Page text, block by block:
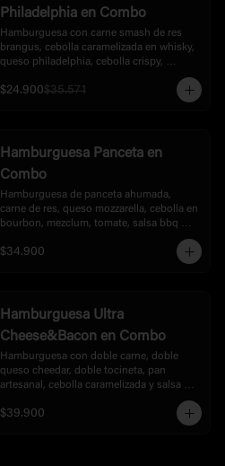
Philadelphia en Combo
Hamburguesa con carne smash de res
brangus, cebolla caramelizada en whisky,
queso philadelphia, cebolla crispy,
mayonesa de ajo y bbq dulce de la casa,
acompañada con  papas
$24.900$35.571
Hamburguesa Panceta en
Combo
Hamburguesa de panceta ahumada,
carne de res, queso mozzarella, cebolla en
bourbon, mezclum, tomate, salsa bbq
$34.900
Hamburguesa Ultra
Cheese&Bacon en Combo
Hamburguesa con doble carne, doble
queso cheedar, doble tocineta, pan
artesanal, cebolla caramelizada y salsa
$39.900